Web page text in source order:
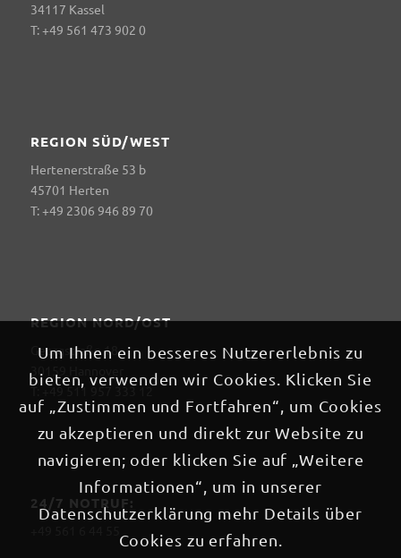
34117 Kassel
T: +49 561 473 902 0
REGION SÜD/WEST
Hertenerstraße 53 b
45701 Herten
T: +49 2306 946 89 70
REGION NORD/OST
Georgstraße 18
30159 Hannover
T: +49 511 957 333 12
24/7 NOTRUF:
Um Ihnen ein besseres Nutzererlebnis zu
bieten, verwenden wir Cookies. Klicken Sie
auf „Zustimmen und Fortfahren“, um Cookies
zu akzeptieren und direkt zur Website zu
navigieren; oder klicken Sie auf „Weitere
Informationen“, um in unserer
Datenschutzerklärung mehr Details über
Cookies zu erfahren.